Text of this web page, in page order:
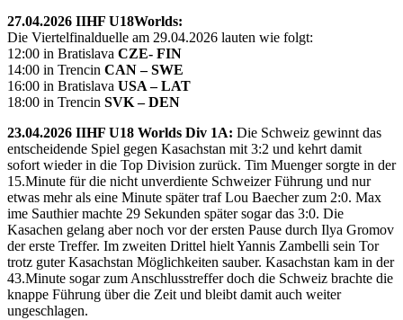
27.04.2026 IIHF U18Worlds:
Die Viertelfinalduelle am 29.04.2026 lauten wie folgt:
12:00 in Bratislava CZE- FIN
14:00 in Trencin CAN – SWE
16:00 in Bratislava USA – LAT
18:00 in Trencin SVK – DEN
23.04.2026 IIHF U18 Worlds Div 1A: Die Schweiz gewinnt das
entscheidende Spiel gegen Kasachstan mit 3:2 und kehrt damit
sofort wieder in die Top Division zurück. Tim Muenger sorgte in der
15.Minute für die nicht unverdiente Schweizer Führung und nur
etwas mehr als eine Minute später traf Lou Baecher zum 2:0. Max
ime Sauthier machte 29 Sekunden später sogar das 3:0. Die
Kasachen gelang aber noch vor der ersten Pause durch Ilya Gromov
der erste Treffer. Im zweiten Drittel hielt Yannis Zambelli sein Tor
trotz guter Kasachstan Möglichkeiten sauber. Kasachstan kam in der
43.Minute sogar zum Anschlusstreffer doch die Schweiz brachte die
knappe Führung über die Zeit und bleibt damit auch weiter
ungeschlagen.